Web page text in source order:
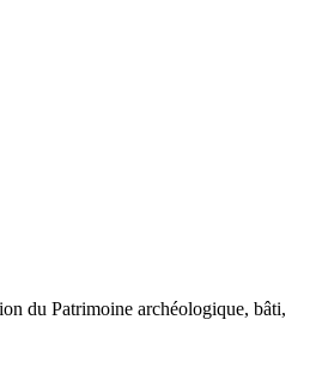
du Patrimoine archéologique, bâti,